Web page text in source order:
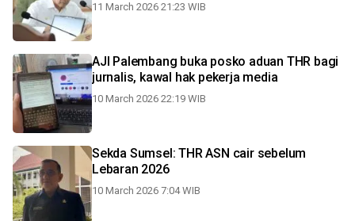
11 March 2026 21:23 WIB
AJI Palembang buka posko aduan THR bagi
jurnalis, kawal hak pekerja media
10 March 2026 22:19 WIB
Sekda Sumsel: THR ASN cair sebelum
Lebaran 2026
10 March 2026 7:04 WIB